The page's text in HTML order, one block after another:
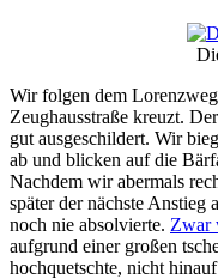
Wir folgen dem
Zeughausstraße kreuzt.
gut ausgeschildert. Wir
ab und blicken auf die
Nachdem wir abermals
später der nächste Anstieg
noch nie absolvierte. Zwar
aufgrund einer großen
hochquetschte, nicht